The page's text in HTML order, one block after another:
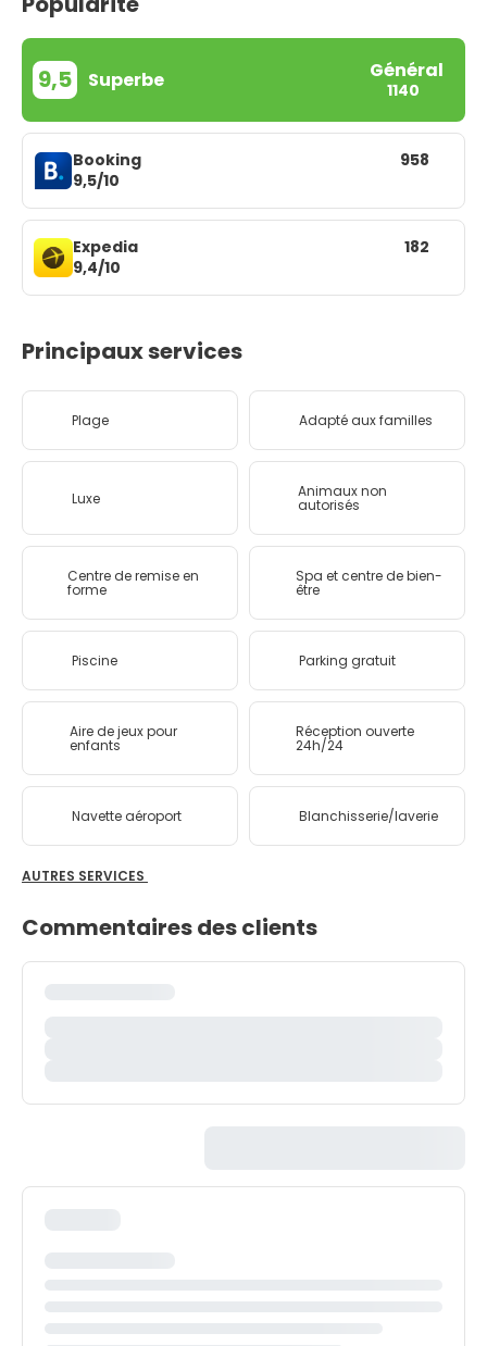
9,5 Superbe Général
1140
Booking
9,5/10
958
Expedia
9,4/10
182
Principaux services
Plage Adapté aux familles
Luxe Animaux non
autorisés
Centre de remise en
forme
Spa et centre de bien-
être
Piscine Parking gratuit
Aire de jeux pour
enfants
Réception ouverte
24h/24
Navette aéroport Blanchisserie/laverie
AUTRES SERVICES
Commentaires des clients